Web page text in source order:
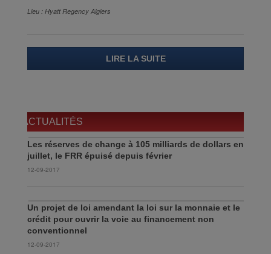
Lieu : Hyatt Regency Algiers
LIRE LA SUITE
ACTUALITÉS
Les réserves de change à 105 milliards de dollars en
juillet, le FRR épuisé depuis février
12-09-2017
Un projet de loi amendant la loi sur la monnaie et le
crédit pour ouvrir la voie au financement non
conventionnel
12-09-2017